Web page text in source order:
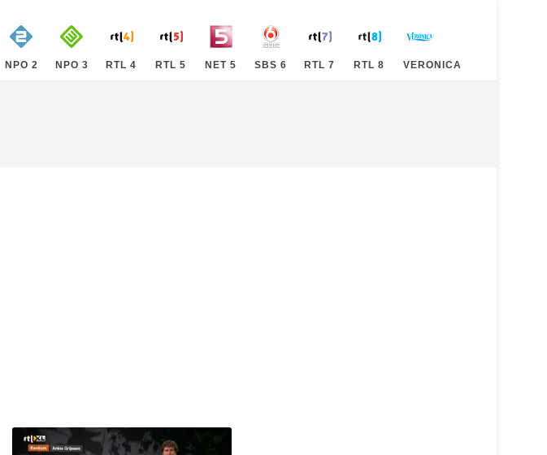
NPO 2 NPO 3 RTL 4 RTL 5 NET 5 SBS 6 RTL 7 RTL 8 VERONICA